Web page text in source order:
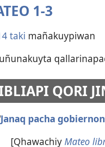
1-3
taki mañakuypiwan
QORI
Janaq pacha
[QhawachiyMateo